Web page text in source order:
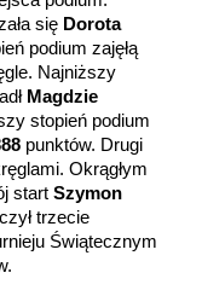
się Dorota
podium zajęłą
Najniższy
Magdzie
stopień podium
punktów. Drugi
Okrągłym
startSzymon
trzecie
Świątecznym